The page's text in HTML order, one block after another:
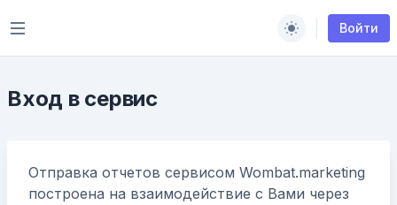
Открыть меню
Switch to light
Войти
Вход в сервис
Отправка отчетов сервисом Wombat.marketing
построена на взаимодействие с Вами через